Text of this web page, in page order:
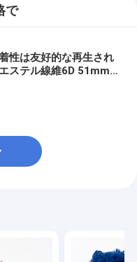
で
性は友好的な再生され
ステル線維6D 51mm